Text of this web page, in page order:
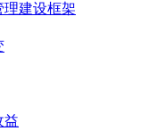
理建设框架
益